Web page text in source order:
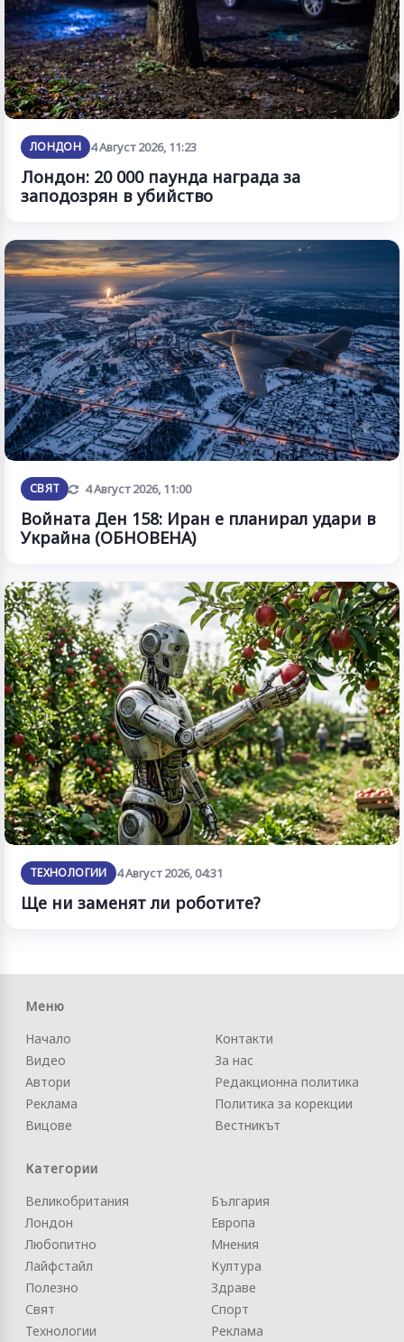
ЛОНДОН 4 Август 2026, 11:23
Лондон: 20 000 паунда награда за
заподозрян в убийство
СВЯТ Обновена
4 Август 2026, 11:00
Войната Ден 158: Иран е планирал удари в
Украйна (ОБНОВЕНА)
ТЕХНОЛОГИИ 4 Август 2026, 04:31
Ще ни заменят ли роботите?
Меню
Начало
Видео
Автори
Реклама
Вицове
Контакти
За нас
Редакционна политика
Политика за корекции
Вестникът
Категории
Великобритания
Лондон
Любопитно
Лайфстайл
Полезно
Свят
Технологии
България
Европа
Мнения
Култура
Здраве
Спорт
Реклама